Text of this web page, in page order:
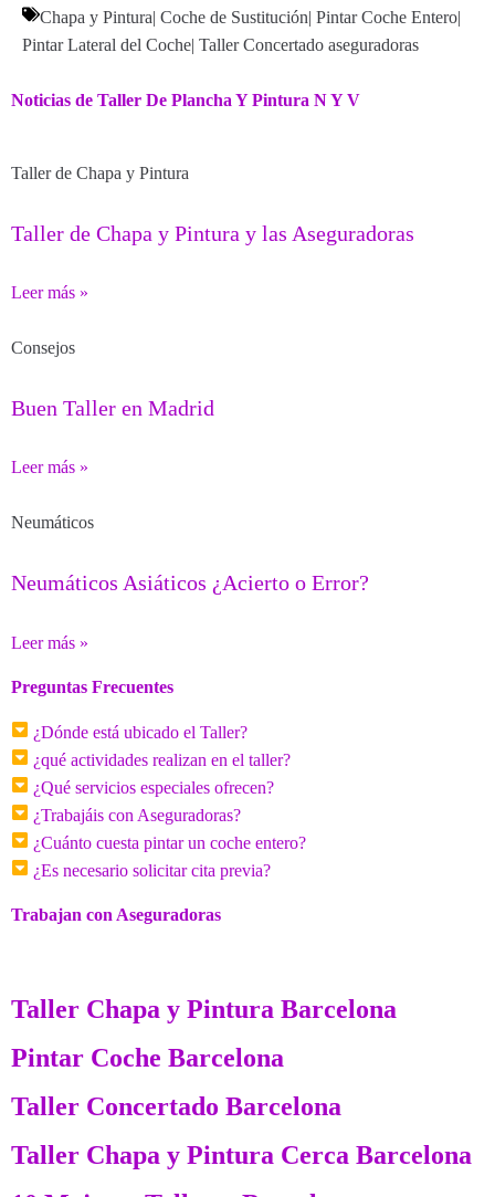
Chapa y Pintura| Coche de Sustitución| Pintar Coche Entero|
Pintar Lateral del Coche| Taller Concertado aseguradoras
Noticias de Taller De Plancha Y Pintura N Y V
Taller de Chapa y Pintura
Taller de Chapa y Pintura y las Aseguradoras
Leer más »
Consejos
Buen Taller en Madrid
Leer más »
Neumáticos
Neumáticos Asiáticos ¿Acierto o Error?
Leer más »
Preguntas Frecuentes
¿Dónde está ubicado el Taller?
¿qué actividades realizan en el taller?
¿Qué servicios especiales ofrecen?
¿Trabajáis con Aseguradoras?
¿Cuánto cuesta pintar un coche entero?
¿Es necesario solicitar cita previa?
Trabajan con Aseguradoras
Taller Chapa y Pintura Barcelona
Pintar Coche Barcelona
Taller Concertado Barcelona
Taller Chapa y Pintura Cerca Barcelona